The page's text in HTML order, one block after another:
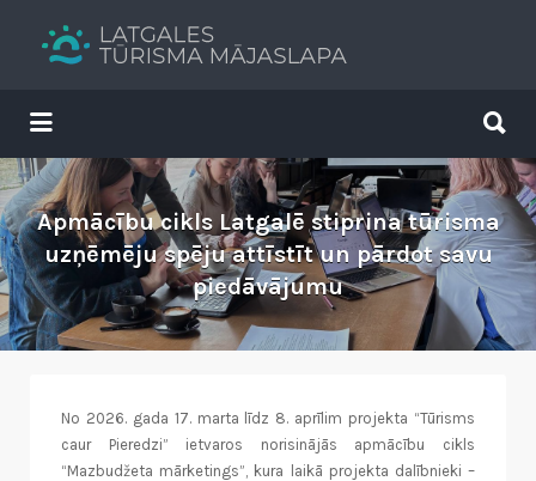
Tavs brīvdienu ceļvedis
Search
for:
for:
Apmācību cikls Latgalē stiprina tūrisma
uzņēmēju spēju attīstīt un pārdot savu
piedāvājumu
No 2026. gada 17. marta līdz 8. aprīlim projekta “Tūrisms
caur Pieredzi” ietvaros norisinājās apmācību cikls
“Mazbudžeta mārketings”, kura laikā projekta dalībnieki –